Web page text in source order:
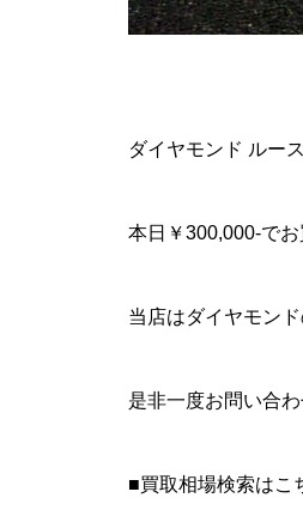
ダイヤモンド ルー
本日￥300,000-でお
当店はダイヤモン
是非一度お問い合わ
■買取相場検索はこ